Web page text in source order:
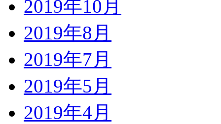
2019年10月
2019年8月
2019年7月
2019年5月
2019年4月